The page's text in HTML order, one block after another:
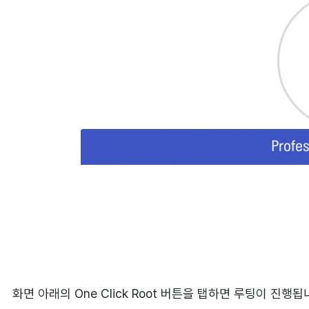
화면 아래의 One Click Root 버튼을 탭하면 루팅이 진행됩